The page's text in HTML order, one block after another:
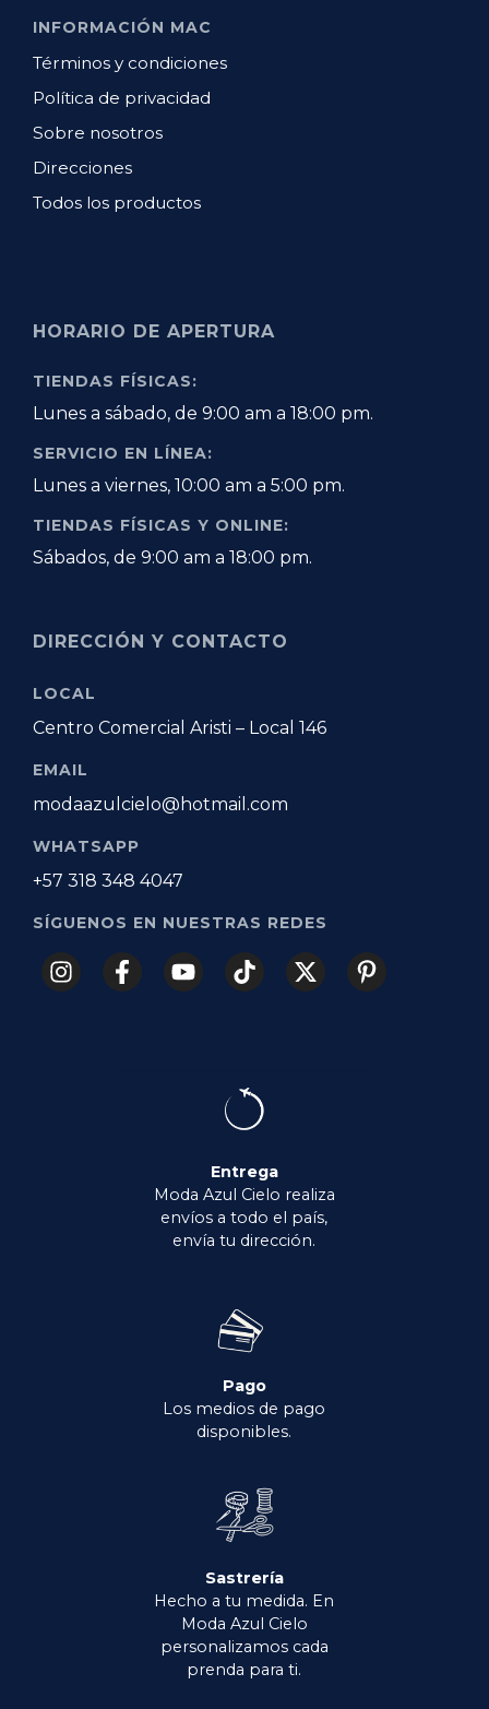
INFORMACIÓN MAC
Términos y condiciones
Política de privacidad
Sobre nosotros
Direcciones
Todos los productos
HORARIO DE APERTURA
TIENDAS FÍSICAS:
Lunes a sábado, de 9:00 am a 18:00 pm.
SERVICIO EN LÍNEA:
Lunes a viernes, 10:00 am a 5:00 pm.
TIENDAS FÍSICAS Y ONLINE:
Sábados, de 9:00 am a 18:00 pm.
DIRECCIÓN Y CONTACTO
LOCAL
Centro Comercial Aristi – Local 146
EMAIL
modaazulcielo@hotmail.com
WHATSAPP
+57 318 348 4047
SÍGUENOS EN NUESTRAS REDES
Entrega
Moda Azul Cielo realiza
envíos a todo el país,
envía tu dirección.
Pago
Los medios de pago
disponibles.
Sastrería
Hecho a tu medida. En
Moda Azul Cielo
personalizamos cada
prenda para ti.